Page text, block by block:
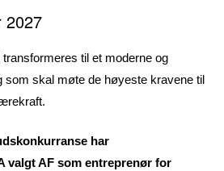
2027
til et moderne og
som skal møte de høyeste kravene til
har
valgt AF som entreprenør for